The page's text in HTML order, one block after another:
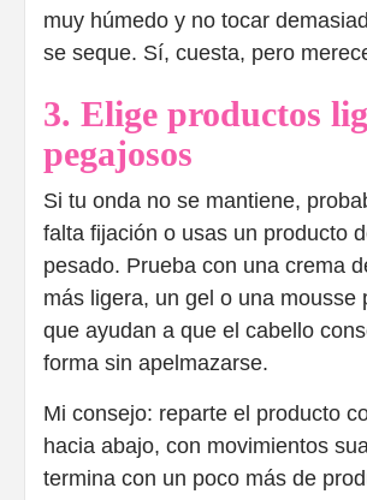
muy húmedo y no tocar
se seque. Sí, cuesta, pero
3. Elige productos
pegajosos
Si tu onda no se mantiene,
falta fijación o usas un producto
pesado. Prueba con una crema
más ligera, un gel o una mousse
que ayudan a que el cabello
forma sin apelmazarse.
Mi consejo: reparte el producto
hacia abajo, con movimientos
termina con un poco más de